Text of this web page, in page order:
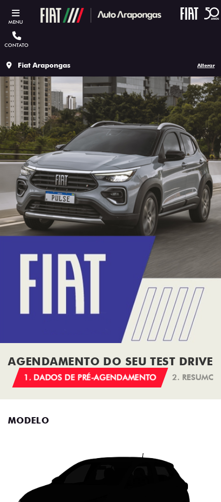
MENU
CONTATO
Fiat Arapongas Alterar
AGENDAMENTO DO SEU TEST DRIVE
1. DADOS DE PRÉ-AGENDAMENTO 2. RESUMO
MODELO